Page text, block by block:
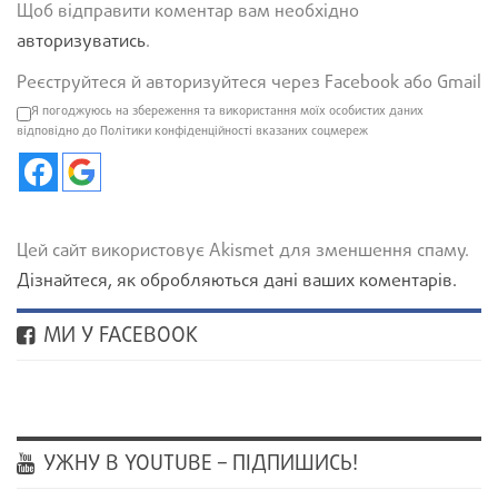
Щоб відправити коментар вам необхідно
авторизуватись.
Реєструйтеся й авторизуйтеся через Facebook або Gmail
Я погоджуюсь на збереження та використання моїх особистих даних
відповідно до Політики конфіденційності вказаних соцмереж
Цей сайт використовує Akismet для зменшення спаму.
Дізнайтеся, як обробляються дані ваших коментарів.
МИ У FACEBOOK
УЖНУ В YOUTUBE – ПІДПИШИСЬ!